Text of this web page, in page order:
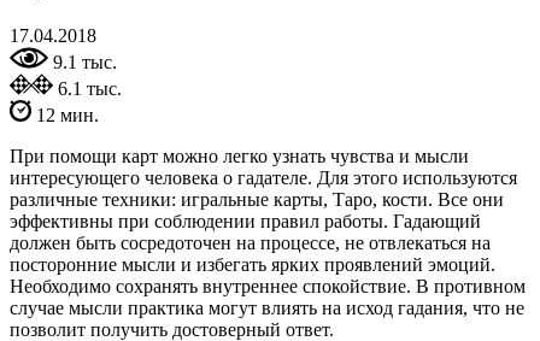
17.04.2018
9.1 тыс.
6.1 тыс.
12 мин.
При помощи карт можно легко узнать чувства и мысли
интересующего человека о гадателе. Для этого используются
различные техники: игральные карты, Таро, кости. Все они
эффективны при соблюдении правил работы. Гадающий
должен быть сосредоточен на процессе, не отвлекаться на
посторонние мысли и избегать ярких проявлений эмоций.
Необходимо сохранять внутреннее спокойствие. В противном
случае мысли практика могут влиять на исход гадания, что не
позволит получить достоверный ответ.